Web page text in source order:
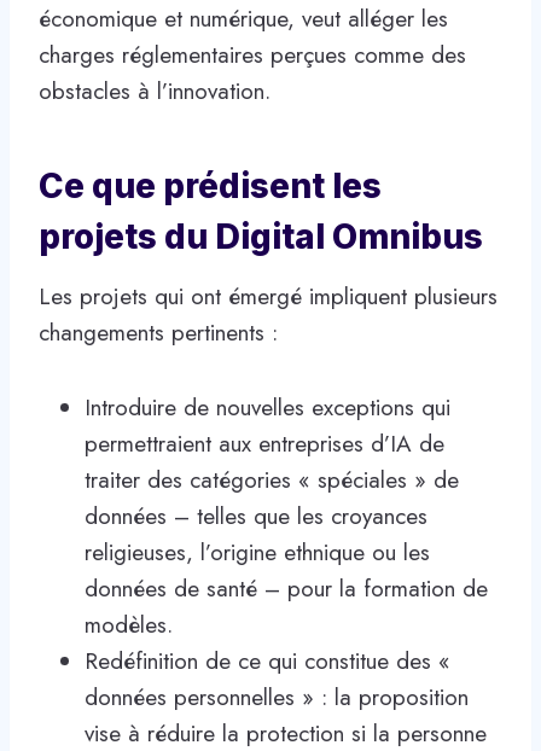
économique et numérique, veut alléger les
charges réglementaires perçues comme des
obstacles à l’innovation.
Ce que prédisent les
projets du Digital Omnibus
Les projets qui ont émergé impliquent plusieurs
changements pertinents :
Introduire de nouvelles exceptions qui
permettraient aux entreprises d’IA de
traiter des catégories « spéciales » de
données – telles que les croyances
religieuses, l’origine ethnique ou les
données de santé – pour la formation de
modèles.
Redéfinition de ce qui constitue des «
données personnelles » : la proposition
vise à réduire la protection si la personne